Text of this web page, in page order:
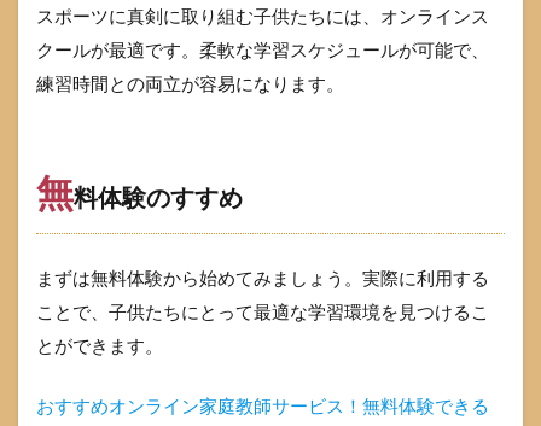
スポーツに真剣に取り組む子供たちには、オンラインス
クールが最適です。柔軟な学習スケジュールが可能で、
練習時間との両立が容易になります。
無料体験のすすめ
まずは無料体験から始めてみましょう。実際に利用する
ことで、子供たちにとって最適な学習環境を見つけるこ
とができます。
おすすめオンライン家庭教師サービス！無料体験できる